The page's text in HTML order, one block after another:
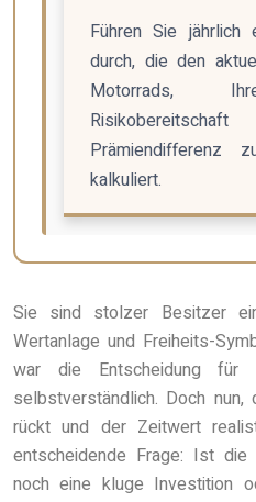
Führen Sie jährlich
durch, die den
Motorrads,
Prämiendifferenz
kalkuliert.
Sie sind stolzer Besitzer
Wertanlage und Freiheits-
war die Entscheidung für
selbstverständlich. Doch
rückt und der Zeitwert
entscheidende Frage: Ist
noch eine kluge Investition